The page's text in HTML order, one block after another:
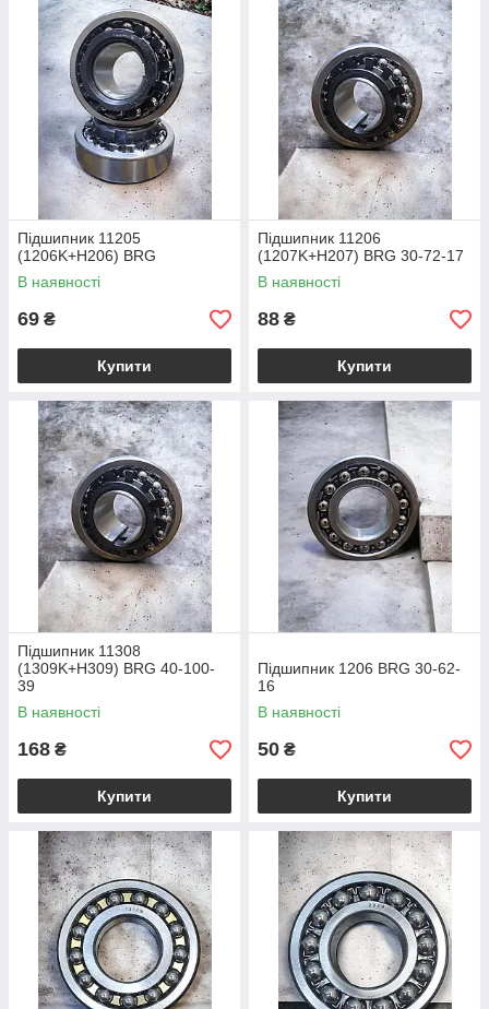
Підшипник 11205
(1206K+H206) BRG
В наявності
69 ₴
Купити
Підшипник 11206
(1207K+H207) BRG 30-72-17
В наявності
88 ₴
Купити
Підшипник 11308
(1309K+H309) BRG 40-100-
39
В наявності
168 ₴
Купити
Підшипник 1206 BRG 30-62-
16
В наявності
50 ₴
Купити